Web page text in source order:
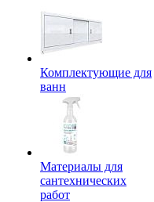
Комплектующие для
ванн
Материалы для
сантехнических
работ